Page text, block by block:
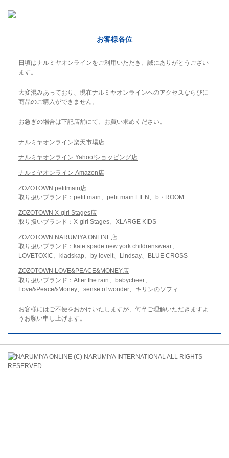
お客様各位
日頃はナルミヤオンラインをご利用いただき、誠にありがとうござい
ます。
大変混みあっており、現在ナルミヤオンラインへのアクセスならびに
商品のご購入ができません。
お急ぎの場合は下記店舗にて、お買い求めください。
ナルミヤオンライン楽天市場店
ナルミヤオンライン Yahoo!ショッピング店
ナルミヤオンライン Amazon店
ZOZOTOWN petitmain店
取り扱いブランド：petit main、petit main LIEN、b・ROOM
ZOZOTOWN X-girl Stages店
取り扱いブランド：X-girl Stages、XLARGE KIDS
ZOZOTOWN NARUMIYA ONLINE店
取り扱いブランド：kate spade new york childrenswear、
LOVETOXIC、kladskap、by loveit、Lindsay、BLUE CROSS
ZOZOTOWN LOVE&PEACE&MONEY店
取り扱いブランド：After the rain、babycheer、
Love&Peace&Money、sense of wonder、キリンのソフィ
お客様にはご不便をおかけいたしますが、何卒ご理解いただきますよ
うお願い申し上げます。